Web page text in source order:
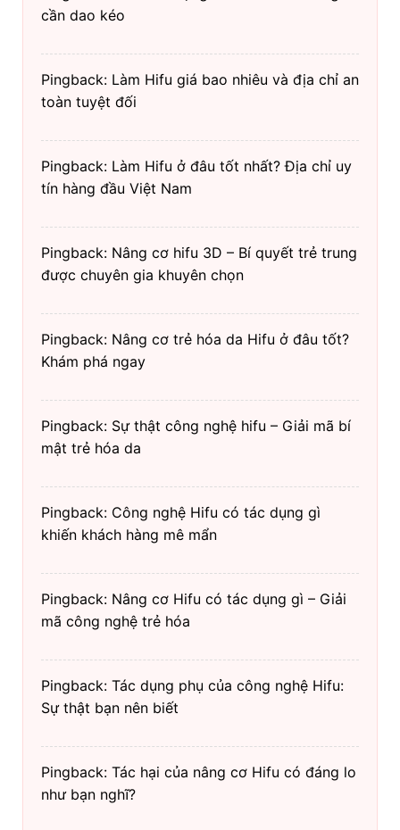
cần dao kéo
Pingback: Làm Hifu giá bao nhiêu và địa chỉ an
toàn tuyệt đối
Pingback: Làm Hifu ở đâu tốt nhất? Địa chỉ uy
tín hàng đầu Việt Nam
Pingback: Nâng cơ hifu 3D – Bí quyết trẻ trung
được chuyên gia khuyên chọn
Pingback: Nâng cơ trẻ hóa da Hifu ở đâu tốt?
Khám phá ngay
Pingback: Sự thật công nghệ hifu – Giải mã bí
mật trẻ hóa da
Pingback: Công nghệ Hifu có tác dụng gì
khiến khách hàng mê mẩn
Pingback: Nâng cơ Hifu có tác dụng gì – Giải
mã công nghệ trẻ hóa
Pingback: Tác dụng phụ của công nghệ Hifu:
Sự thật bạn nên biết
Pingback: Tác hại của nâng cơ Hifu có đáng lo
như bạn nghĩ?